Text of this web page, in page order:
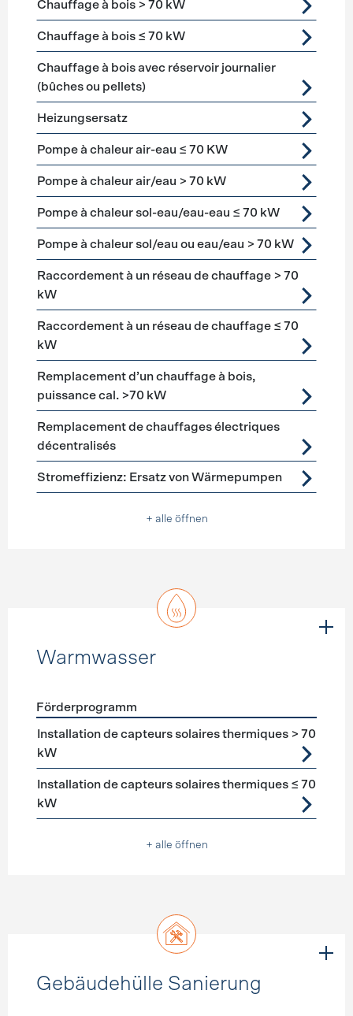
Chauffage à bois > 70 kW
Chauffage à bois ≤ 70 kW
Chauffage à bois avec réservoir journalier
(bûches ou pellets)
Heizungsersatz
Pompe à chaleur air-eau ≤ 70 KW
Pompe à chaleur air/eau > 70 kW
Pompe à chaleur sol-eau/eau-eau ≤ 70 kW
Pompe à chaleur sol/eau ou eau/eau > 70 kW
Raccordement à un réseau de chauffage > 70
kW
Raccordement à un réseau de chauffage ≤ 70
kW
Remplacement d’un chauffage à bois,
puissance cal. >70 kW
Remplacement de chauffages électriques
décentralisés
Stromeffizienz: Ersatz von Wärmepumpen
+ alle öffnen
Warmwasser
Förderprogramme Warmwasser
Förderprogramm
Installation de capteurs solaires thermiques > 70
kW
Installation de capteurs solaires thermiques ≤ 70
kW
+ alle öffnen
Gebäudehülle Sanierung